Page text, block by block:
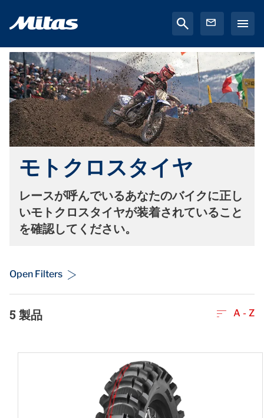
モトクロスタイヤ
レースが呼んでいるあなたのバイクに正し
いモトクロスタイヤが装着されていること
を確認してください。
Open Filters
5 製品 A - Z